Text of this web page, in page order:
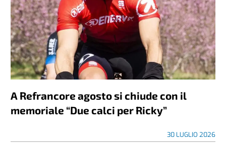
A Refrancore agosto si chiude con il
memoriale “Due calci per Ricky”
30 LUGLIO 2026